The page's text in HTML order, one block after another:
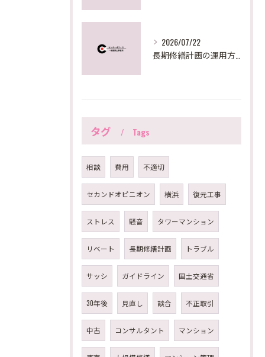
2026/07/22
タグ Tags
相談 費用 不適切
セカンドオピニオン 横浜 復元工事
ストレス 騒音 タワーマンション
リベート 長期修繕計画 トラブル
サッシ ガイドライン 国土交通省
30年後 見直し 談合 不正取引
中古 コンサルタント マンション